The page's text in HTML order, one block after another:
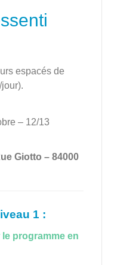
espacés de
– 12/13
Giotto – 84000
1 :
programme en